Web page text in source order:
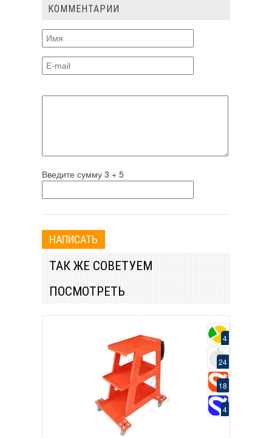
КОММЕНТАРИИ
Введите сумму 3 + 5
ТАК ЖЕ СОВЕТУЕМ
ПОСМОТРЕТЬ
4
24
18
4